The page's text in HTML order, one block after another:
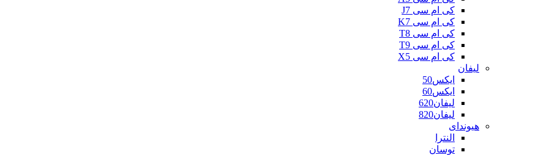
کی ام سی J7
کی ام سی K7
کی ام سی T8
کی ام سی T9
کی ام سی X5
لیفان
ایکس50
ایکس60
لیفان620
لیفان820
هیوندای
النترا
توسان